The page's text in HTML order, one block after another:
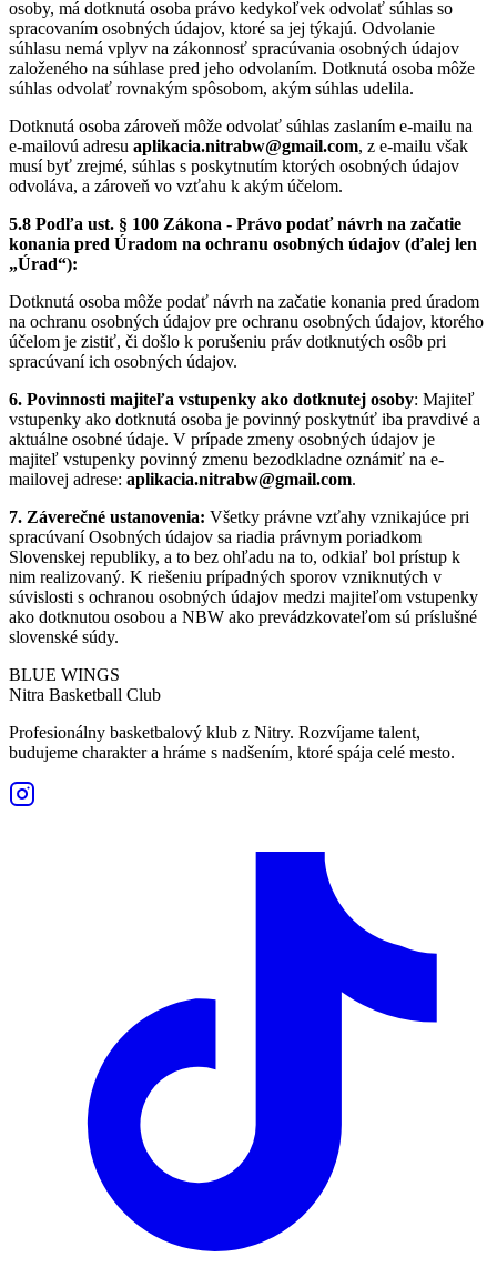
osoby, má dotknutá osoba právo kedykoľvek odvolať súhlas so
spracovaním osobných údajov, ktoré sa jej týkajú. Odvolanie
súhlasu nemá vplyv na zákonnosť spracúvania osobných údajov
založeného na súhlase pred jeho odvolaním. Dotknutá osoba môže
súhlas odvolať rovnakým spôsobom, akým súhlas udelila.
Dotknutá osoba zároveň môže odvolať súhlas zaslaním e-mailu na
e-mailovú adresu aplikacia.nitrabw@gmail.com, z e-mailu však
musí byť zrejmé, súhlas s poskytnutím ktorých osobných údajov
odvoláva, a zároveň vo vzťahu k akým účelom.
5.8 Podľa ust. § 100 Zákona - Právo podať návrh na začatie
konania pred Úradom na ochranu osobných údajov (ďalej len
„Úrad“):
Dotknutá osoba môže podať návrh na začatie konania pred úradom
na ochranu osobných údajov pre ochranu osobných údajov, ktorého
účelom je zistiť, či došlo k porušeniu práv dotknutých osôb pri
spracúvaní ich osobných údajov.
6. Povinnosti majiteľa vstupenky ako dotknutej osoby: Majiteľ
vstupenky ako dotknutá osoba je povinný poskytnúť iba pravdivé a
aktuálne osobné údaje. V prípade zmeny osobných údajov je
majiteľ vstupenky povinný zmenu bezodkladne oznámiť na e-
mailovej adrese: aplikacia.nitrabw@gmail.com.
7. Záverečné ustanovenia: Všetky právne vzťahy vznikajúce pri
spracúvaní Osobných údajov sa riadia právnym poriadkom
Slovenskej republiky, a to bez ohľadu na to, odkiaľ bol prístup k
nim realizovaný. K riešeniu prípadných sporov vzniknutých v
súvislosti s ochranou osobných údajov medzi majiteľom vstupenky
ako dotknutou osobou a NBW ako prevádzkovateľom sú príslušné
slovenské súdy.
BLUE WINGS
Nitra Basketball Club
Profesionálny basketbalový klub z Nitry. Rozvíjame talent,
budujeme charakter a hráme s nadšením, ktoré spája celé mesto.